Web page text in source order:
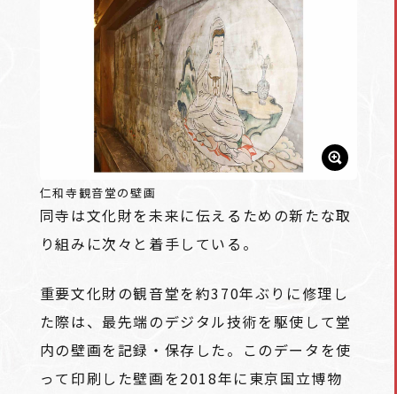
仁和寺観音堂の壁画
同寺は文化財を未来に伝えるための新たな取
り組みに次々と着手している。
重要文化財の観音堂を約370年ぶりに修理し
た際は、最先端のデジタル技術を駆使して堂
内の壁画を記録・保存した。このデータを使
って印刷した壁画を2018年に東京国立博物